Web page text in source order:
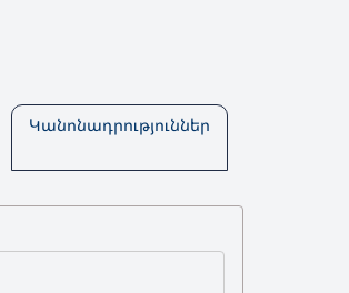
Կանոնադրություններ